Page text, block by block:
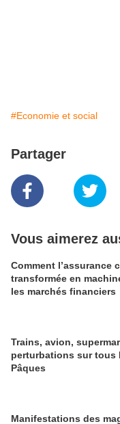
#Economie et social
Partager
Vous aimerez
Comment l’assurance
transformée en
les marchés financiers
Trains, avion,
perturbations sur tous
Pâques
Manifestations des